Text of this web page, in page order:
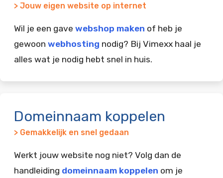
> Jouw eigen website op internet
Wil je een gave webshop maken of heb je
gewoon webhosting nodig? Bij Vimexx haal je
alles wat je nodig hebt snel in huis.
Domeinnaam koppelen
> Gemakkelijk en snel gedaan
Werkt jouw website nog niet? Volg dan de
handleiding domeinnaam koppelen om je